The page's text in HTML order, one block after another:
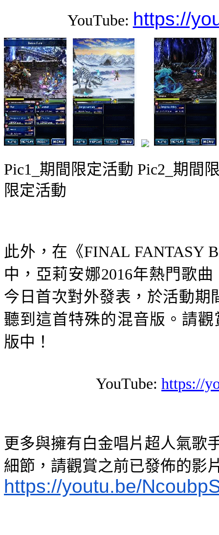
YouTube: https://
Pic1_ 期間限定活動 Pic2_ 期間
限定活動
此外，在《FINAL FANTASY
中，亞莉安娜2016年熱門歌曲
今日首次對外發表，於活動期
聽到這首特殊的混音版。 請觀
版中！
YouTube:https://
更多與擁有白金唱片超人氣歌
細節，請觀賞之前已發佈的影
https://youtu.be/